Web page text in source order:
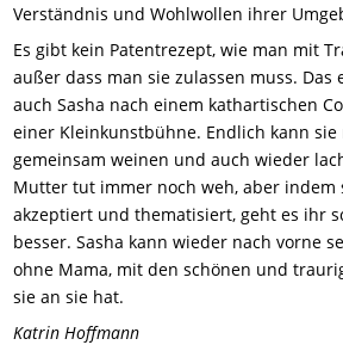
Verständnis und Wohlwollen ihrer
Es gibt kein Patentrezept, wie man mit
außer dass man sie zulassen muss. Das
auch Sasha nach einem kathartischen
einer Kleinkunstbühne. Endlich kann sie
gemeinsam weinen und auch wieder
Mutter tut immer noch weh, aber indem
akzeptiert und thematisiert, geht es ihr
besser. Sasha kann wieder nach vorne
ohne Mama, mit den schönen und
sie an sie hat.
Katrin Hoffmann